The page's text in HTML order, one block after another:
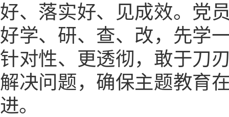
好、落实好、见成效。党
好学、研、查、改，先学
针对性、更透彻，敢于刀
解决问题，确保主题教育
进。